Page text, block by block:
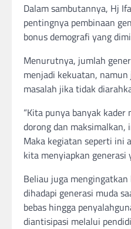
Dalam sambutannya, Hj
pentingnya pembinaan
bonus demografi yang
Menurutnya, jumlah
menjadi kekuatan,
masalah jika tidak
“Kita punya banyak
dorong dan maksimalkan,
Maka kegiatan seperti ini
kita menyiapkan generasi
Beliau juga
dihadapi generasi muda
bebas hingga
diantisipasi melalui